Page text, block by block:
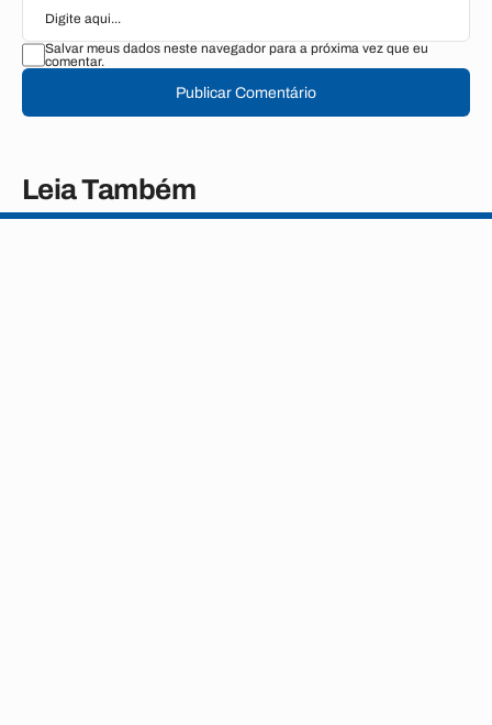
Salvar meus dados neste navegador para a próxima vez que eu
comentar.
Publicar Comentário
Leia Também